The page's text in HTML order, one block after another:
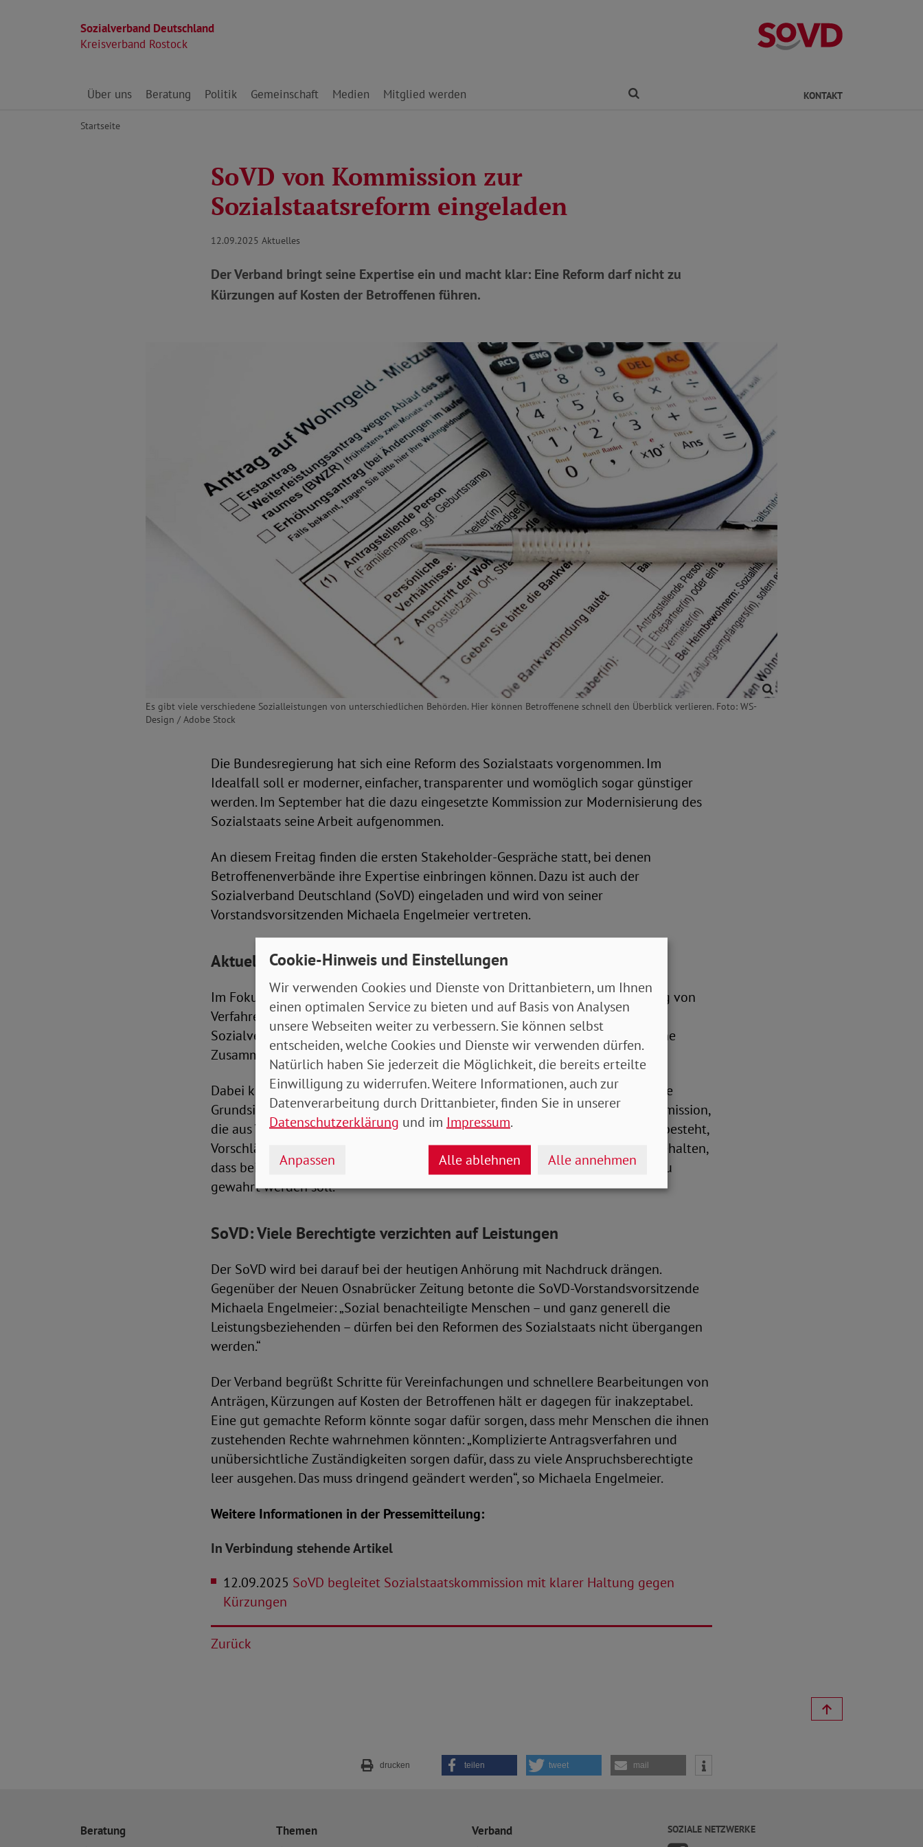
Sozialverband Deutschland
Kreisverband Rostock
Kreisverband
Direkt zu den Inhalten springen
Über uns Beratung Politik Gemeinschaft Medien Mitglied werden KONTAKT
Startseite
SoVD von Kommission zur
Sozialstaatsreform eingeladen
12.09.2025 Aktuelles
Der Verband bringt seine Expertise ein und macht klar: Eine Reform darf nicht zu
Kürzungen auf Kosten der Betroffenen führen.
Es gibt viele verschiedene Sozialleistungen von unterschiedlichen Behörden. Hier können Betroffenene schnell den Überblick verlieren. Foto: WS-
Design / Adobe Stock
Die Bundesregierung hat sich eine Reform des Sozialstaats vorgenommen. Im
Idealfall soll er moderner, einfacher, transparenter und womöglich sogar günstiger
werden. Im September hat die dazu eingesetzte Kommission zur Modernisierung des
Sozialstaats seine Arbeit aufgenommen.
An diesem Freitag finden die ersten Stakeholder-Gespräche statt, bei denen
Betroffenenverbände ihre Expertise einbringen können. Dazu ist auch der
Sozialverband Deutschland (SoVD) eingeladen und wird von seiner
Vorstandsvorsitzenden Michaela Engelmeier vertreten.
Aktuelles Schutzniveau soll bewahrt werden
Im Fokus der Kommission stehen die Rechtsvereinfachung, die Beschleunigung von
Verfahren, die Verbesserung der Transparenz und die Digitalisierung der
Sozialverwaltung sowie die Erhöhung von Erwerbsanreizen sowie die mögliche
Zusammenlegung von Sozialleistungen.
Dabei konzentrieren sich die Diskussionen auf steuerfinanzierte Leistungen wie
Grundsicherung, Kinderzuschlag und Wohngeld. Bis Anfang 2026 soll die Kommission,
die aus Vertretern von Bund, Ländern und der kommunalen Spitzenverbände besteht,
Vorschläge erarbeiten. Im Koalitionsvertrag zwischen Union und SPD ist festgehalten,
dass bei Vorschlägen zu Reformen des Sozialstaats das derzeitige Schutzniveau
gewahrt werden soll.
SoVD: Viele Berechtigte verzichten auf Leistungen
Der SoVD wird bei darauf bei der heutigen Anhörung mit Nachdruck drängen.
Gegenüber der Neuen Osnabrücker Zeitung betonte die SoVD-Vorstandsvorsitzende
Michaela Engelmeier: „Sozial benachteiligte Menschen – und ganz generell die
Leistungsbeziehenden – dürfen bei den Reformen des Sozialstaats nicht übergangen
werden.“
Der Verband begrüßt Schritte für Vereinfachungen und schnellere Bearbeitungen von
Anträgen, Kürzungen auf Kosten der Betroffenen hält er dagegen für inakzeptabel.
Eine gut gemachte Reform könnte sogar dafür sorgen, dass mehr Menschen die ihnen
zustehenden Rechte wahrnehmen könnten: „Komplizierte Antragsverfahren und
unübersichtliche Zuständigkeiten sorgen dafür, dass zu viele Anspruchsberechtigte
leer ausgehen. Das muss dringend geändert werden“, so Michaela Engelmeier.
Weitere Informationen in der Pressemitteilung:
In Verbindung stehende Artikel
12.09.2025 SoVD begleitet Sozialstaatskommission mit klarer Haltung gegen
Kürzungen
Zurück
drucken teilen tweet mail
Beratung
Themen
Verband
SOZIALE NETZWERKE
Cookie-Hinweis und Einstellungen
Wir verwenden Cookies und Dienste von Drittanbietern, um Ihnen
einen optimalen Service zu bieten und auf Basis von Analysen
unsere Webseiten weiter zu verbessern. Sie können selbst
entscheiden, welche Cookies und Dienste wir verwenden dürfen.
Natürlich haben Sie jederzeit die Möglichkeit, die bereits erteilte
Einwilligung zu widerrufen. Weitere Informationen, auch zur
Datenverarbeitung durch Drittanbieter, finden Sie in unserer
Datenschutzerklärung und im Impressum.
Anpassen Alle ablehnen Alle annehmen